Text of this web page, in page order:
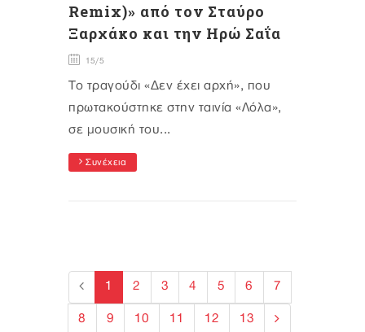
Remix)» από τον Σταύρο
Ξαρχάκο και την Ηρώ Σαΐα
15/5
Το τραγούδι «Δεν έχει αρχή», που
πρωτακούστηκε στην ταινία «Λόλα»,
σε μουσική του...
Συνέχεια
1 2 3 4 5 6 7
8 9 10 11 12 13